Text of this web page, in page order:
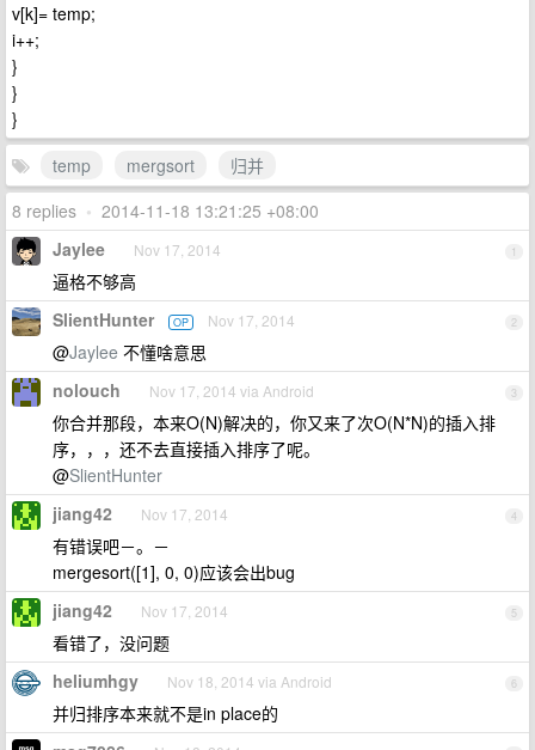
v[k]= temp;
i++;
}
}
}
temp
mergsort
归并
8 replies • 2014-11-18 13:21:25 +08:00
1
Jaylee Nov 17, 2014
逼格不够高
2
SlientHunter OP Nov 17, 2014
@Jaylee 不懂啥意思
3
nolouch Nov 17, 2014 via Android
你合并那段，本来O(N)解决的，你又来了次O(N*N)的插入排
序，，，还不去直接插入排序了呢。
@SlientHunter
4
jiang42 Nov 17, 2014
有错误吧－。－
mergesort([1], 0, 0)应该会出bug
5
jiang42 Nov 17, 2014
看错了，没问题
6
heliumhgy Nov 18, 2014 via Android
并归排序本来就不是in place的